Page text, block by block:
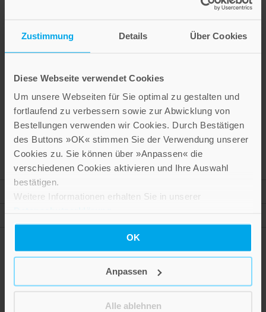
Zustimmung Details Über Cookies
Diese Webseite verwendet Cookies
Um unsere Webseiten für Sie optimal zu gestalten und
fortlaufend zu verbessern sowie zur Abwicklung von
Bestellungen verwenden wir Cookies. Durch Bestätigen
des Buttons »OK« stimmen Sie der Verwendung unserer
Cookies zu. Sie können über »Anpassen« die
verschiedenen Cookies aktivieren und Ihre Auswahl
bestätigen.
Weitere Informationen erhalten Sie in unserer
OK
Anpassen
Alle ablehnen
Neuaufbau geistlichen Lebens. Das Hochstift und Bistum
Chur im Zeitalter der Reformation und innerkirchlichen
Erneuerung (16./17. Jahrhundert). – Melanie Prange:
Thesaurus Ecclesie Nostre. Der Konstanzer Domschatz
Franz Xaver Bischof: Die Säkularisation des Hochstifts
Konstanz 1802/1803. – Dominik Burkard: Die
Domkapitel und das »regimen ecclesiasticum«. Thesen zu
Wandel und Kontinuität einer alten Institution. –
Buchbesprechungen. – Mitteilungen der Redaktion. –
Vereinsnachrichten. – Orts- und Personenregister.
Mehr Informationen
Presseinformation drucken